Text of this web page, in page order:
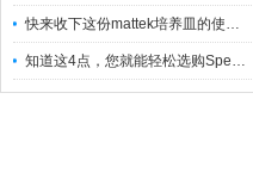
快来收下这份mattek培养皿的使用指南
知道这4点，您就能轻松选购Spectrum 膜